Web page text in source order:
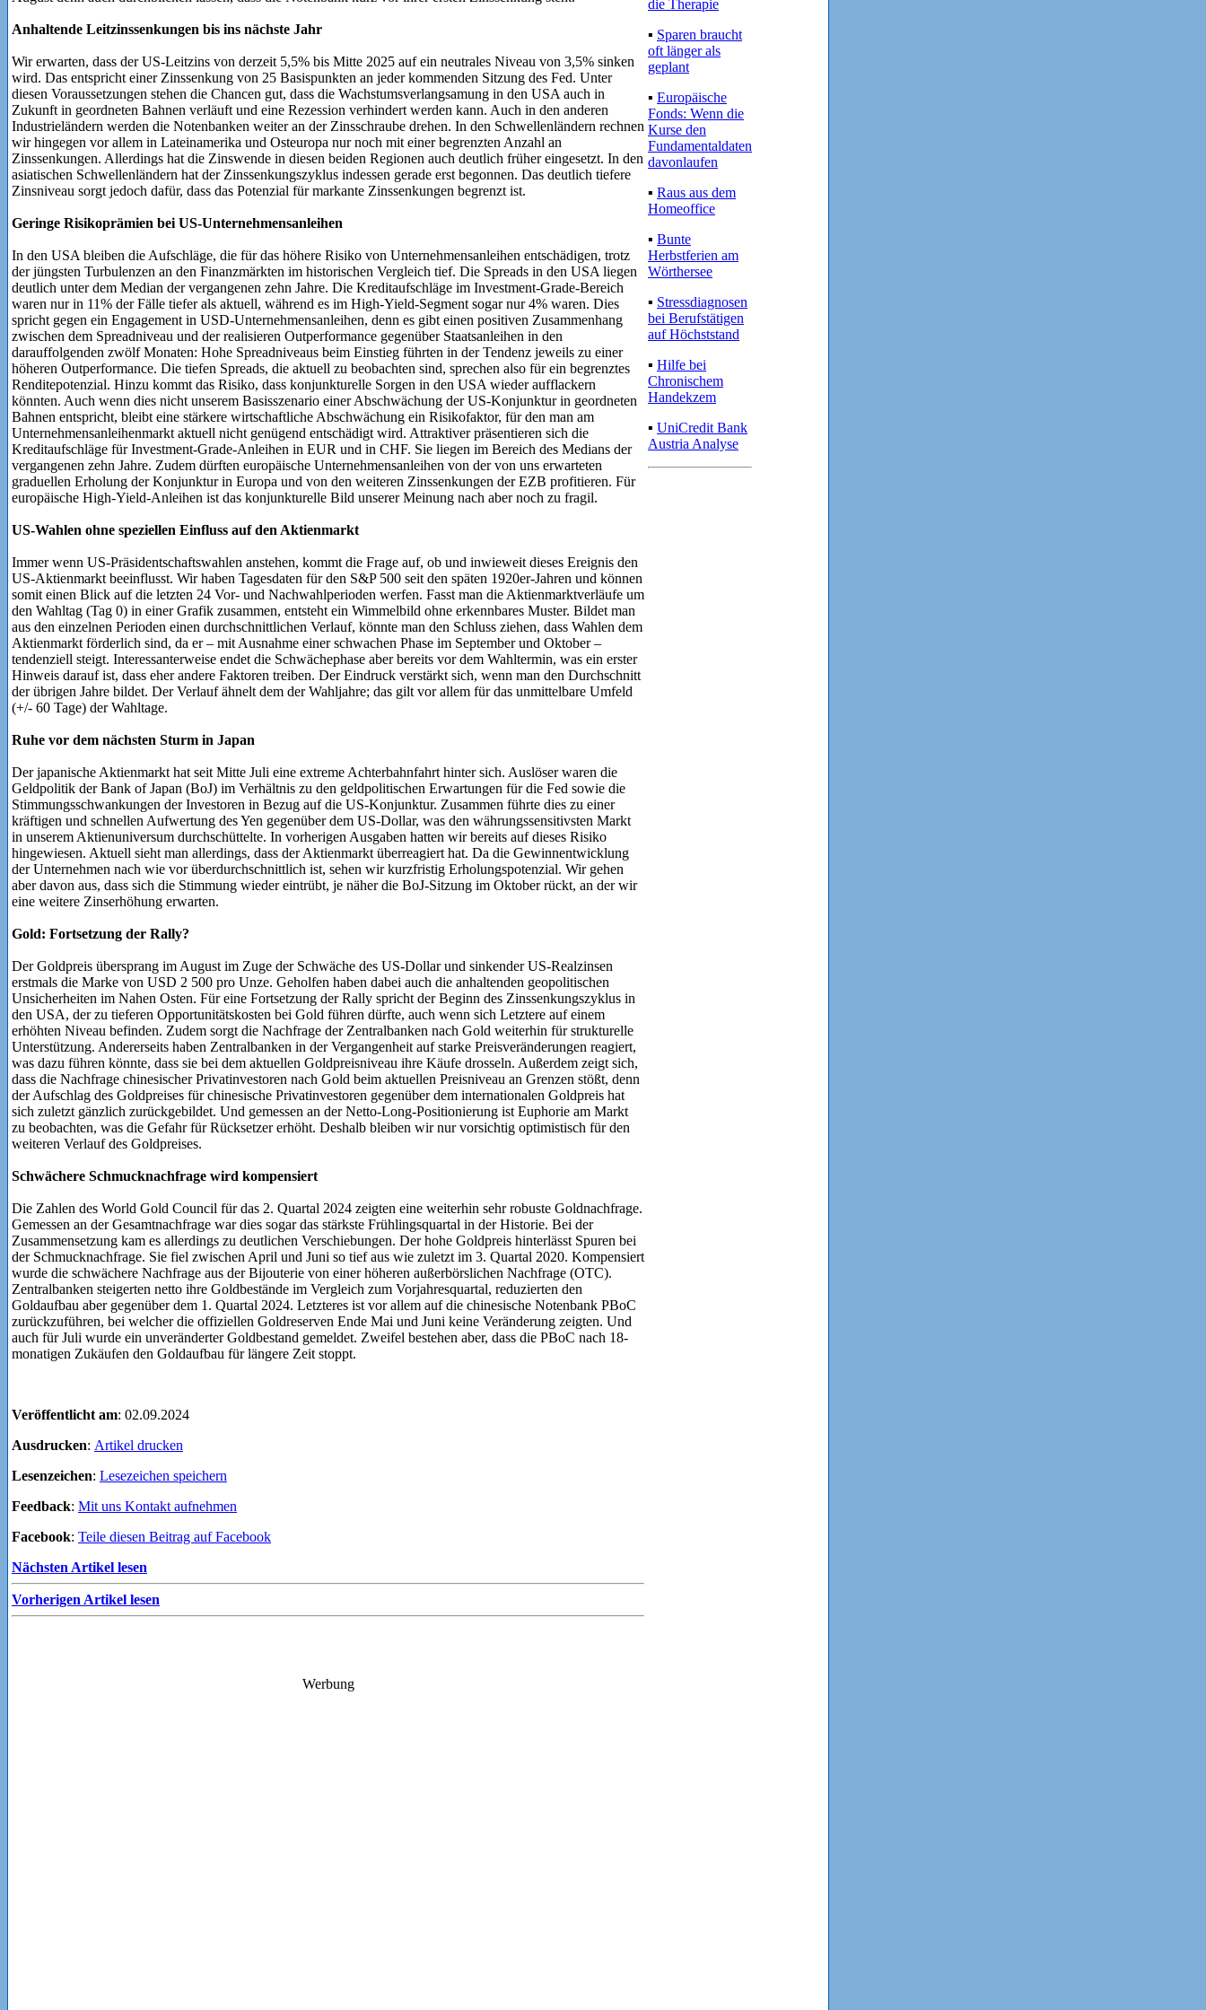
Anhaltende Leitzinssenkungen bis ins nächste Jahr
Wir erwarten, dass der US-Leitzins von derzeit 5,5% bis Mitte 2025 auf ein neutrales Niveau von 3,5% sinken
wird. Das entspricht einer Zinssenkung von 25 Basispunkten an jeder kommenden Sitzung des Fed. Unter
diesen Voraussetzungen stehen die Chancen gut, dass die Wachstumsverlangsamung in den USA auch in
Zukunft in geordneten Bahnen verläuft und eine Rezession verhindert werden kann. Auch in den anderen
Industrieländern werden die Notenbanken weiter an der Zinsschraube drehen. In den Schwellenländern rechnen
wir hingegen vor allem in Lateinamerika und Osteuropa nur noch mit einer begrenzten Anzahl an
Zinssenkungen. Allerdings hat die Zinswende in diesen beiden Regionen auch deutlich früher eingesetzt. In den
asiatischen Schwellenländern hat der Zinssenkungszyklus indessen gerade erst begonnen. Das deutlich tiefere
Zinsniveau sorgt jedoch dafür, dass das Potenzial für markante Zinssenkungen begrenzt ist.
Geringe Risikoprämien bei US-Unternehmensanleihen
In den USA bleiben die Aufschläge, die für das höhere Risiko von Unternehmensanleihen entschädigen, trotz
der jüngsten Turbulenzen an den Finanzmärkten im historischen Vergleich tief. Die Spreads in den USA liegen
deutlich unter dem Median der vergangenen zehn Jahre. Die Kreditaufschläge im Investment-Grade-Bereich
waren nur in 11% der Fälle tiefer als aktuell, während es im High-Yield-Segment sogar nur 4% waren. Dies
spricht gegen ein Engagement in USD-Unternehmensanleihen, denn es gibt einen positiven Zusammenhang
zwischen dem Spreadniveau und der realisieren Outperformance gegenüber Staatsanleihen in den
darauffolgenden zwölf Monaten: Hohe Spreadniveaus beim Einstieg führten in der Tendenz jeweils zu einer
höheren Outperformance. Die tiefen Spreads, die aktuell zu beobachten sind, sprechen also für ein begrenztes
Renditepotenzial. Hinzu kommt das Risiko, dass konjunkturelle Sorgen in den USA wieder aufflackern
könnten. Auch wenn dies nicht unserem Basisszenario einer Abschwächung der US-Konjunktur in geordneten
Bahnen entspricht, bleibt eine stärkere wirtschaftliche Abschwächung ein Risikofaktor, für den man am
Unternehmensanleihenmarkt aktuell nicht genügend entschädigt wird. Attraktiver präsentieren sich die
Kreditaufschläge für Investment-Grade-Anleihen in EUR und in CHF. Sie liegen im Bereich des Medians der
vergangenen zehn Jahre. Zudem dürften europäische Unternehmensanleihen von der von uns erwarteten
graduellen Erholung der Konjunktur in Europa und von den weiteren Zinssenkungen der EZB profitieren. Für
europäische High-Yield-Anleihen ist das konjunkturelle Bild unserer Meinung nach aber noch zu fragil.
US-Wahlen ohne speziellen Einfluss auf den Aktienmarkt
Immer wenn US-Präsidentschaftswahlen anstehen, kommt die Frage auf, ob und inwieweit dieses Ereignis den
US-Aktienmarkt beeinflusst. Wir haben Tagesdaten für den S&P 500 seit den späten 1920er-Jahren und können
somit einen Blick auf die letzten 24 Vor- und Nachwahlperioden werfen. Fasst man die Aktienmarktverläufe um
den Wahltag (Tag 0) in einer Grafik zusammen, entsteht ein Wimmelbild ohne erkennbares Muster. Bildet man
aus den einzelnen Perioden einen durchschnittlichen Verlauf, könnte man den Schluss ziehen, dass Wahlen dem
Aktienmarkt förderlich sind, da er – mit Ausnahme einer schwachen Phase im September und Oktober –
tendenziell steigt. Interessanterweise endet die Schwächephase aber bereits vor dem Wahltermin, was ein erster
Hinweis darauf ist, dass eher andere Faktoren treiben. Der Eindruck verstärkt sich, wenn man den Durchschnitt
der übrigen Jahre bildet. Der Verlauf ähnelt dem der Wahljahre; das gilt vor allem für das unmittelbare Umfeld
(+/- 60 Tage) der Wahltage.
Ruhe vor dem nächsten Sturm in Japan
Der japanische Aktienmarkt hat seit Mitte Juli eine extreme Achterbahnfahrt hinter sich. Auslöser waren die
Geldpolitik der Bank of Japan (BoJ) im Verhältnis zu den geldpolitischen Erwartungen für die Fed sowie die
Stimmungsschwankungen der Investoren in Bezug auf die US-Konjunktur. Zusammen führte dies zu einer
kräftigen und schnellen Aufwertung des Yen gegenüber dem US-Dollar, was den währungssensitivsten Markt
in unserem Aktienuniversum durchschüttelte. In vorherigen Ausgaben hatten wir bereits auf dieses Risiko
hingewiesen. Aktuell sieht man allerdings, dass der Aktienmarkt überreagiert hat. Da die Gewinnentwicklung
der Unternehmen nach wie vor überdurchschnittlich ist, sehen wir kurzfristig Erholungspotenzial. Wir gehen
aber davon aus, dass sich die Stimmung wieder eintrübt, je näher die BoJ-Sitzung im Oktober rückt, an der wir
eine weitere Zinserhöhung erwarten.
Gold: Fortsetzung der Rally?
Der Goldpreis übersprang im August im Zuge der Schwäche des US-Dollar und sinkender US-Realzinsen
erstmals die Marke von USD 2 500 pro Unze. Geholfen haben dabei auch die anhaltenden geopolitischen
Unsicherheiten im Nahen Osten. Für eine Fortsetzung der Rally spricht der Beginn des Zinssenkungszyklus in
den USA, der zu tieferen Opportunitätskosten bei Gold führen dürfte, auch wenn sich Letztere auf einem
erhöhten Niveau befinden. Zudem sorgt die Nachfrage der Zentralbanken nach Gold weiterhin für strukturelle
Unterstützung. Andererseits haben Zentralbanken in der Vergangenheit auf starke Preisveränderungen reagiert,
was dazu führen könnte, dass sie bei dem aktuellen Goldpreisniveau ihre Käufe drosseln. Außerdem zeigt sich,
dass die Nachfrage chinesischer Privatinvestoren nach Gold beim aktuellen Preisniveau an Grenzen stößt, denn
der Aufschlag des Goldpreises für chinesische Privatinvestoren gegenüber dem internationalen Goldpreis hat
sich zuletzt gänzlich zurückgebildet. Und gemessen an der Netto-Long-Positionierung ist Euphorie am Markt
zu beobachten, was die Gefahr für Rücksetzer erhöht. Deshalb bleiben wir nur vorsichtig optimistisch für den
weiteren Verlauf des Goldpreises.
Schwächere Schmucknachfrage wird kompensiert
Die Zahlen des World Gold Council für das 2. Quartal 2024 zeigten eine weiterhin sehr robuste Goldnachfrage.
Gemessen an der Gesamtnachfrage war dies sogar das stärkste Frühlingsquartal in der Historie. Bei der
Zusammensetzung kam es allerdings zu deutlichen Verschiebungen. Der hohe Goldpreis hinterlässt Spuren bei
der Schmucknachfrage. Sie fiel zwischen April und Juni so tief aus wie zuletzt im 3. Quartal 2020. Kompensiert
wurde die schwächere Nachfrage aus der Bijouterie von einer höheren außerbörslichen Nachfrage (OTC).
Zentralbanken steigerten netto ihre Goldbestände im Vergleich zum Vorjahresquartal, reduzierten den
Goldaufbau aber gegenüber dem 1. Quartal 2024. Letzteres ist vor allem auf die chinesische Notenbank PBoC
zurückzuführen, bei welcher die offiziellen Goldreserven Ende Mai und Juni keine Veränderung zeigten. Und
auch für Juli wurde ein unveränderter Goldbestand gemeldet. Zweifel bestehen aber, dass die PBoC nach 18-
monatigen Zukäufen den Goldaufbau für längere Zeit stoppt.
Veröffentlicht am: 02.09.2024
Ausdrucken: Artikel drucken
Lesenzeichen: Lesezeichen speichern
Feedback: Mit uns Kontakt aufnehmen
Facebook: Teile diesen Beitrag auf Facebook
Nächsten Artikel lesen
Vorherigen Artikel lesen
die Therapie
▪ Sparen braucht
oft länger als
geplant
▪ Europäische
Fonds: Wenn die
Kurse den
Fundamentaldaten
davonlaufen
▪ Raus aus dem
Homeoffice
▪ Bunte
Herbstferien am
Wörthersee
▪ Stressdiagnosen
bei Berufstätigen
auf Höchststand
▪ Hilfe bei
Chronischem
Handekzem
▪ UniCredit Bank
Austria Analyse
Werbung